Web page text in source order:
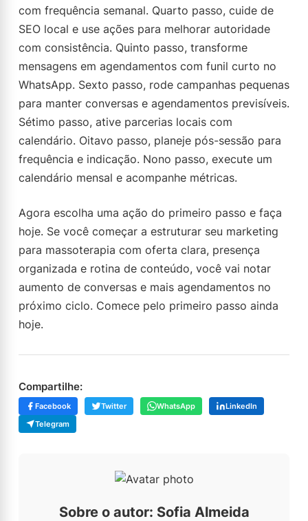
com frequência semanal. Quarto passo, cuide de
SEO local e use ações para melhorar autoridade
com consistência. Quinto passo, transforme
mensagens em agendamentos com funil curto no
WhatsApp. Sexto passo, rode campanhas pequenas
para manter conversas e agendamentos previsíveis.
Sétimo passo, ative parcerias locais com
calendário. Oitavo passo, planeje pós-sessão para
frequência e indicação. Nono passo, execute um
calendário mensal e acompanhe métricas.
Agora escolha uma ação do primeiro passo e faça
hoje. Se você começar a estruturar seu marketing
para massoterapia com oferta clara, presença
organizada e rotina de conteúdo, você vai notar
aumento de conversas e mais agendamentos no
próximo ciclo. Comece pelo primeiro passo ainda
hoje.
Compartilhe:
Facebook Twitter WhatsApp
LinkedIn
Telegram
Sobre o autor: Sofia Almeida